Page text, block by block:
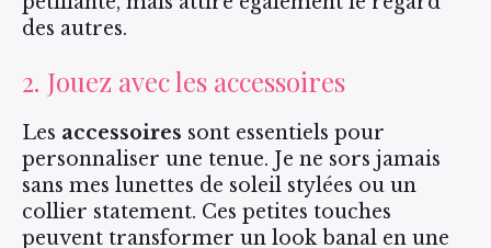
des autres.
2. Jouez avec les accessoires
Les accessoires sont essentiels pour
personnaliser une tenue. Je ne sors jamais
sans mes lunettes de soleil stylées ou un
collier statement. Ces petites touches
peuvent transformer un look banal en une